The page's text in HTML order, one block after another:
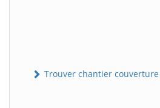
Trouver chantier couverture